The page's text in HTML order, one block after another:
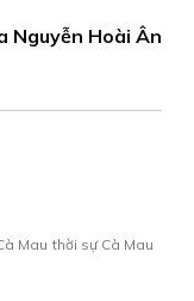
Nguyễn Hoài Ân
Mau thời sự Cà Mau